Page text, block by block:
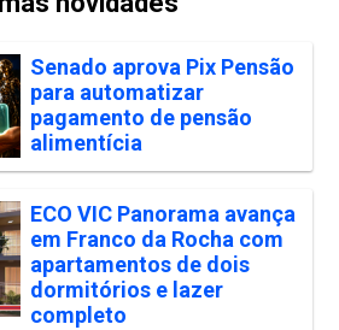
Senado aprova Pix Pensão
para automatizar
pagamento de pensão
alimentícia
ECO VIC Panorama avança
em Franco da Rocha com
apartamentos de dois
dormitórios e lazer
completo